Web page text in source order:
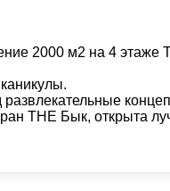
2000 м2 на 4 этаже
THE Бык, открыта